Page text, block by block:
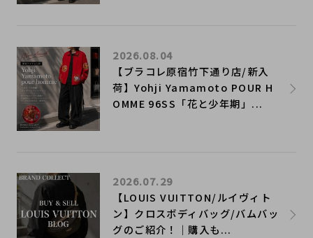
【ブラコレ原宿竹下通り店/新入
荷】Yohji Yamamoto POUR H
OMME 96SS「花と少年期」...
2026.08.04
【LOUIS VUITTON/ルイヴィト
ン】クロスボディバッグ/バムバッ
グのご紹介！｜購入も...
2026.07.29